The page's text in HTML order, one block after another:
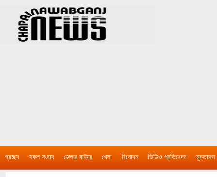
প্রচ্ছদ সকল সংবাদ জেলার বাইরে খেলা বিনোদন ভিডিও প্রতিবেদন মুক্তাঙ্গন